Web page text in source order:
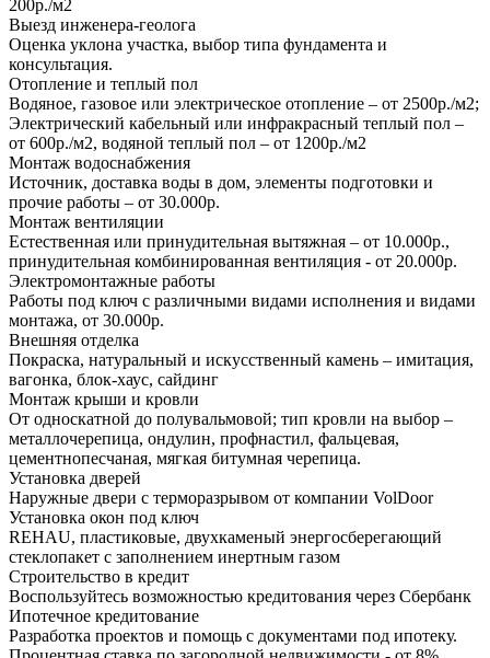
200р./м2
Выезд инженера-геолога
Оценка уклона участка, выбор типа фундамента и
консультация.
Отопление и теплый пол
Водяное, газовое или электрическое отопление – от 2500р./м2;
Электрический кабельный или инфракрасный теплый пол –
от 600р./м2, водяной теплый пол – от 1200р./м2
Монтаж водоснабжения
Источник, доставка воды в дом, элементы подготовки и
прочие работы – от 30.000р.
Монтаж вентиляции
Естественная или принудительная вытяжная – от 10.000р.,
принудительная комбинированная вентиляция - от 20.000р.
Электромонтажные работы
Работы под ключ с различными видами исполнения и видами
монтажа, от 30.000р.
Внешняя отделка
Покраска, натуральный и искусственный камень – имитация,
вагонка, блок-хаус, сайдинг
Монтаж крыши и кровли
От односкатной до полувальмовой; тип кровли на выбор –
металлочерепица, ондулин, профнастил, фальцевая,
цементнопесчаная, мягкая битумная черепица.
Установка дверей
Наружные двери с терморазрывом от компании VolDoor
Установка окон под ключ
REHAU, пластиковые, двухкаменый энергосберегающий
стеклопакет с заполнением инертным газом
Строительство в кредит
Воспользуйтесь возможностью кредитования через Сбербанк
Ипотечное кредитование
Разработка проектов и помощь с документами под ипотеку.